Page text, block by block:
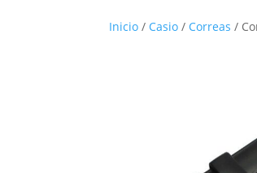
Inicio / Casio / Correas /